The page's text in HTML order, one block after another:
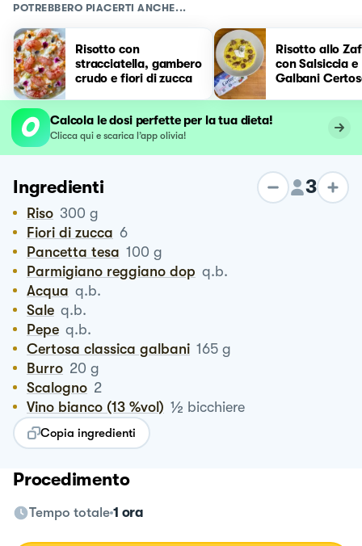
POTREBBERO PIACERTI ANCHE...
Risotto con
stracciatella, gambero
crudo e fiori di zucca
Risotto allo
con Salsiccia e
Galbani
Calcola le dosi perfette per la tua dieta!
Clicca qui e scarica l’app olivia!
Ingredienti 3
Riso 300 g
Fiori di zucca 6
Pancetta tesa 100 g
Parmigiano reggiano dop q.b.
Acqua q.b.
Sale q.b.
Pepe q.b.
Certosa classica galbani 165 g
Burro 20 g
Scalogno 2
Vino bianco (13 %vol) ½ bicchiere
Copia ingredienti
Procedimento
Tempo totale 1 ora